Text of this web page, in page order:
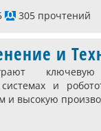
305 прочтений
и
и
и высокую